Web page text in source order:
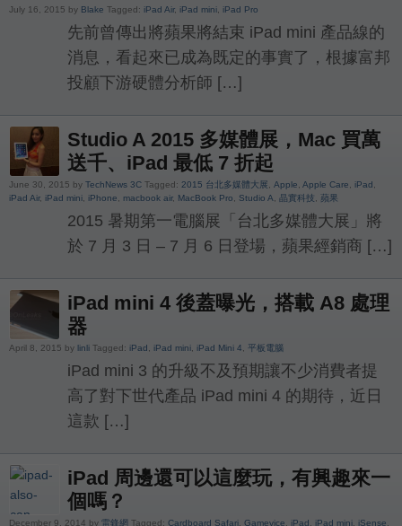
July 16, 2015 by Blake Tagged: iPad Air, iPad mini iPad Pro
先前曾傳出將蘋果將結束 iPad mini 產品線的
消息，看起來已成為既定的事實了，根據富邦
投顧下游硬體分析師 […]
Studio A 2015 多媒體展，Mac 買萬
送千、iPad 最低 7 折起
June 30, 2015 by TechNews 3C Tagged: 2015 台北多媒體大展 Apple Apple Care iPad
iPad Air, iPad mini iPhone macbook air, MacBook Pro Studio A 晶實科技 蘋果
2015 暑期第一電腦展「台北多媒體大展」將
於 7 月 3 日 – 7 月 6 日登場，蘋果經銷商 […]
iPad mini 4 後蓋曝光，搭載 A8 處理
器
April 8, 2015 by linli Tagged: iPad iPad mini iPad Mini 4 平板電腦
iPad mini 3 的升級不及預期讓不少消費者提
高了對下世代產品 iPad mini 4 的期待，近日
這款 […]
iPad 周邊還可以這麼玩，有興趣來一
個嗎？
December 9, 2014 by 雷鋒網 Tagged: Cardboard Safari Gamevice iPad iPad mini iSense